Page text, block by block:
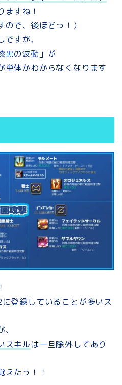
ますね！
ので、後ほどっ！）
すが、
黒の波動」が
単体かわからなくなります
登録していることが多いス
スキルは一旦除外してあり
えたっ！！